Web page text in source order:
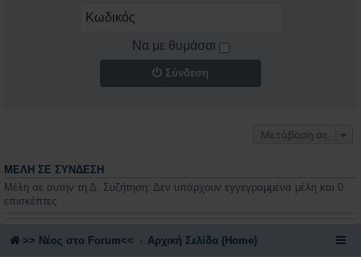
Να με θυμάσαι
Σύνδεση
Μετάβαση σε
ΜΈΛΗ ΣΕ ΣΎΝΔΕΣΗ
Μέλη σε αυτήν τη Δ. Συζήτηση: Δεν υπάρχουν εγγεγραμμένα μέλη και 0
επισκέπτες
>> Nέος στο Forum<< Αρχική Σελίδα (Home)